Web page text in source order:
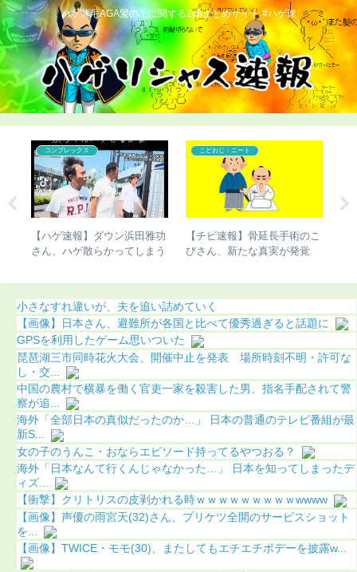
ハゲ薄毛AGA髪の毛に関する2chまとめサイト #ハゲ速
コンプレックス
【ハゲ速報】ダウン浜田雅功
さん、ハゲ散らかってしまう
こどおじ・ニート
【チビ速報】骨延長手術のこ
びさん、新たな真実が発覚
小さなすれ違いが、夫を追い詰めていく
【画像】日本さん、避難所が各国と比べて優秀過ぎると話題に
GPSを利用したゲーム思いついた
琵琶湖三市同時花火大会、開催中止を発表 場所時刻不明・許可な
し・交...
中国の農村で横暴を働く官吏一家を殺害した男、指名手配されて警
察が追...
海外「全部日本の真似だったのか…」 日本の普通のテレビ番組が最
新S...
女の子のうんこ・おならエピソード持ってるやつおる？
海外「日本なんて行くんじゃなかった…」 日本を知ってしまったデ
ィズ...
【衝撃】クリトリスの皮剥かれる時ｗｗｗｗｗｗｗｗｗwwww
【画像】声優の雨宮天(32)さん、プリケツ全開のサービスショット
を...
【画像】TWICE・モモ(30)、またしてもエチエチボデーを披露w...